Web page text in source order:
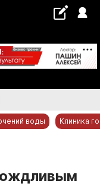
°С
воды Клиника